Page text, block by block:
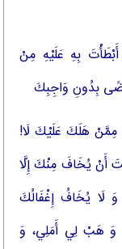
بِهِ عَلَيْهِ مِنْ
بِدُونِ وَاجِبِكَ‏
مِمَّنْ هَلَكَ عَلَيْكَ لَا!
أَنْ يُخَافَ مِنْكَ إِلَّا
لَا يُخَافُ إِغْفَالُكَ
وَ هَبْ لِي أَمَلِي، وَ